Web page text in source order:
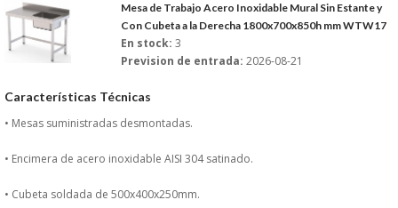
REFORMAS Y PROYECTOS
REGISTRARSE
Mesa de Trabajo Acero Inoxidable Mural Sin Estante y
Con Cubeta a la Derecha 1800x700x850h mm WTW17
En stock: 3
Prevision de entrada: 2026-08-21
Características Técnicas
• Mesas suministradas desmontadas.
• Encimera de acero inoxidable AISI 304 satinado.
• Cubeta soldada de 500x400x250mm.